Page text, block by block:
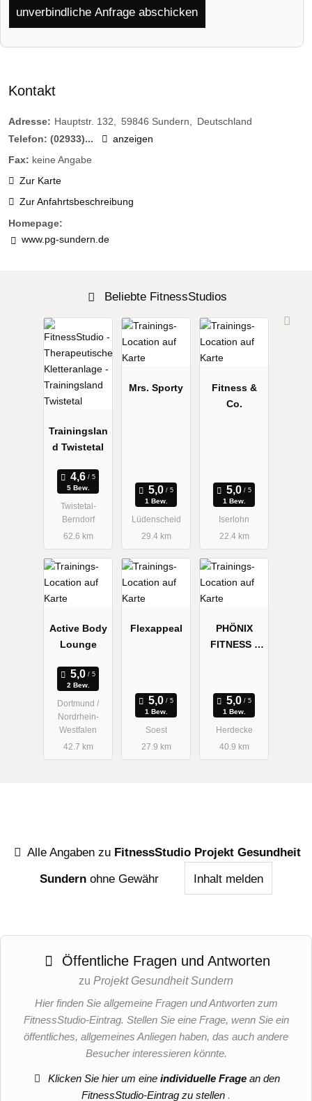
unverbindliche Anfrage abschicken
Kontakt
Adresse: Hauptstr. 132 59846 Sundern
Deutschland
Telefon: (02933)...
anzeigen
Fax: keine Angabe
Zur Karte
Zur Anfahrtsbeschreibung
Homepage:
www.pg-sundern.de
Beliebte FitnessStudios
Trainingslan
d Twistetal
5 Bew.
Twistetal-
Berndorf
62.6 km
Mrs. Sporty
1 Bew.
Lüdenscheid
29.4 km
Fitness &
Co.
1 Bew.
Iserlohn
22.4 km
Active Body
Lounge
2 Bew.
Dortmund /
Nordrhein-
Westfalen
42.7 km
Flexappeal
1 Bew.
Soest
27.9 km
PHÖNIX
FITNESS -
Herdecke
1 Bew.
Herdecke
40.9 km
Alle Angaben zu FitnessStudio Projekt Gesundheit
Sundern ohne Gewähr Inhalt melden
Öffentliche Fragen und Antworten
zu Projekt Gesundheit Sundern
Hier finden Sie allgemeine Fragen und Antworten zum
FitnessStudio-Eintrag. Stellen Sie eine Frage, wenn Sie ein
öffentliches, allgemeines Anliegen haben, das auch andere
Besucher interessieren könnte.
Klicken Sie hier um eineindividuelle Frage an den
FitnessStudio-Eintrag zu stellen .